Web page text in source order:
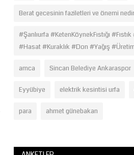
Berat gecesinin faziletleri ve önemi nedir
#Şanlıurfa #KetenKöynekFıstığı
#Hasat #Kuraklık #Don #Yağış
amca Sincan Belediye Ankaraspor
Eyyübiye elektrik kesintisi urfa
para ahmet günebakan